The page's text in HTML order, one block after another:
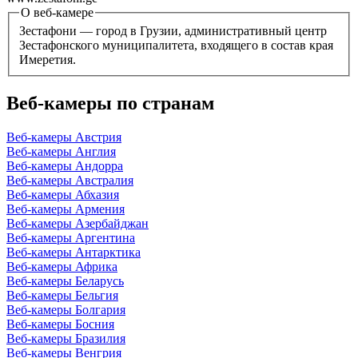
О веб-камере
Зестафони — город в Грузии, административный центр
Зестафонского муниципалитета, входящего в состав края
Имеретия.
Веб-камеры по странам
Веб-камеры Австрия
Веб-камеры Англия
Веб-камеры Андорра
Веб-камеры Австралия
Веб-камеры Абхазия
Веб-камеры Армения
Веб-камеры Азербайджан
Веб-камеры Аргентина
Веб-камеры Антарктика
Веб-камеры Африка
Веб-камеры Беларусь
Веб-камеры Бельгия
Веб-камеры Болгария
Веб-камеры Босния
Веб-камеры Бразилия
Веб-камеры Венгрия